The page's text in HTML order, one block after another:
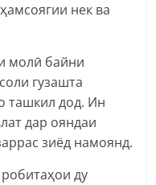
нек ва
молӣ байни
гузашта
ташкил дод. Ин
дар ояндаи
зиёд намоянд.
ду